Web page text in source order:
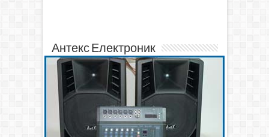
Антекс Електроник